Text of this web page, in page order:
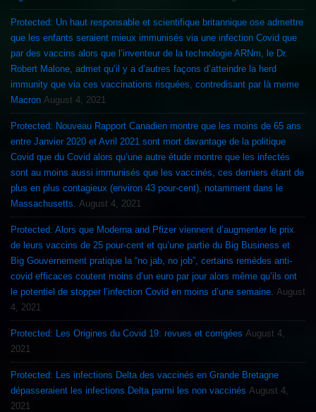
Protected: Un haut responsable et scientifique britannique ose admettre
que les enfants seraient mieux immunisés via une infection Covid que
par des vaccins alors que l’inventeur de la technologie ARNm, le Dr.
Robert Malone, admet qu’il y a d’autres façons d’atteindre la herd
immunity que via ces vaccinations risquées, contredisant par là meme
Macron August 4, 2021
Protected: Nouveau Rapport Canadien montre que les moins de 65 ans
entre Janvier 2020 et Avril 2021 sont mort davantage de la politique
Covid que du Covid alors qu’une autre étude montre que les infectés
sont au moins aussi immunisés que les vaccinés, ces derniers étant de
plus en plus contagieux (environ 43 pour-cent), notamment dans le
Massachusetts.
August 4, 2021
Protected: Alors que Moderna and Pfizer viennent d’augmenter le prix
de leurs vaccins de 25 pour-cent et qu’une partie du Big Business et
Big Gouvernement pratique la “no jab, no job”, certains remèdes anti-
covid efficaces coutent moins d’un euro par jour alors même qu’ils ont
le potentiel de stopper l’infection Covid en moins d’une semaine. August
4, 2021
Protected: Les Origines du Covid 19: revues et corrigées August 4,
2021
Protected: Les infections Delta des vaccinés en Grande Bretagne
dépasseraient les infections Delta parmi les non vaccinés August 4,
2021